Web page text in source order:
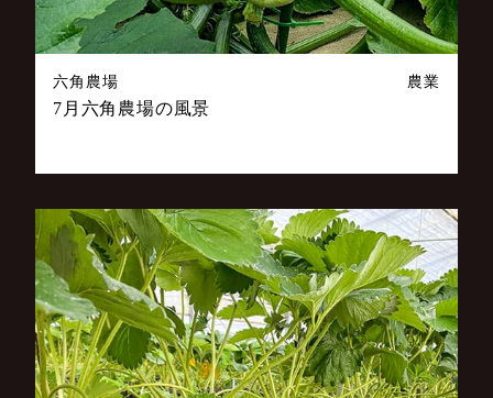
六角農場 農業
7月六角農場の風景